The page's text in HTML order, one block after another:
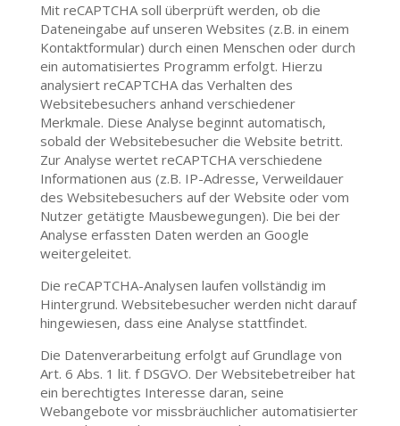
Mit reCAPTCHA soll überprüft werden, ob die
Dateneingabe auf unseren Websites (z.B. in einem
Kontaktformular) durch einen Menschen oder durch
ein automatisiertes Programm erfolgt. Hierzu
analysiert reCAPTCHA das Verhalten des
Websitebesuchers anhand verschiedener
Merkmale. Diese Analyse beginnt automatisch,
sobald der Websitebesucher die Website betritt.
Zur Analyse wertet reCAPTCHA verschiedene
Informationen aus (z.B. IP-Adresse, Verweildauer
des Websitebesuchers auf der Website oder vom
Nutzer getätigte Mausbewegungen). Die bei der
Analyse erfassten Daten werden an Google
weitergeleitet.
Die reCAPTCHA-Analysen laufen vollständig im
Hintergrund. Websitebesucher werden nicht darauf
hingewiesen, dass eine Analyse stattfindet.
Die Datenverarbeitung erfolgt auf Grundlage von
Art. 6 Abs. 1 lit. f DSGVO. Der Websitebetreiber hat
ein berechtigtes Interesse daran, seine
Webangebote vor missbräuchlicher automatisierter